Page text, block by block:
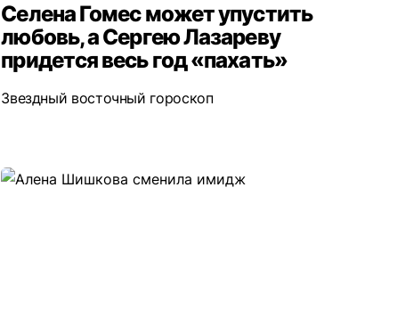
Селена Гомес может упустить
любовь, а Сергею Лазареву
придется весь год «пахать»
Звездный восточный гороскоп